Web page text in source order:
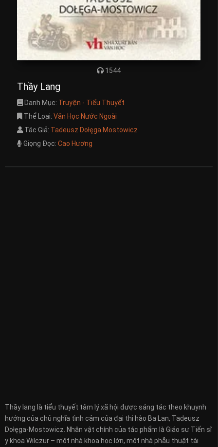
1544
Thầy Lang
Danh Mục: Truyện - Tiểu Thuyết
Thể Loại: Văn Học Nước Ngoài
Tác Giả: Tadeusz Dołęga Mostowicz
Giọng Đọc: Cao Hương
Thầy lang là tiểu thuyết tâm lý xã hội được sáng tác theo khuynh
hướng của chủ nghĩa tình cảm của đại thi hào Ba Lan, Tadeusz
Dołęga-Mostowicz. Nhân vật chính của tác phẩm là Giáo sư Tiến sĩ
y khoa Wilczur – một nhà khoa học lớn, một nhà phẫu thuật tài